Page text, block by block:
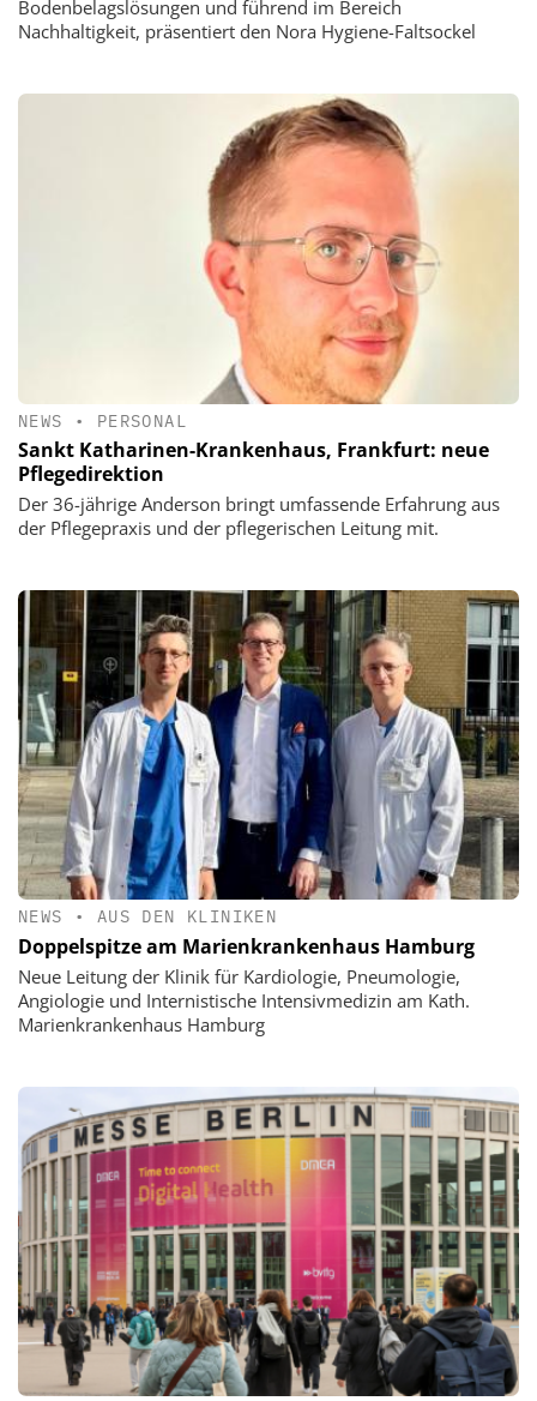
Bodenbelagslösungen und führend im Bereich
Nachhaltigkeit, präsentiert den Nora Hygiene-Faltsockel
NEWS • PERSONAL
Sankt Katharinen-Krankenhaus, Frankfurt: neue
Pflegedirektion
Der 36-jährige Anderson bringt umfassende Erfahrung aus
der Pflegepraxis und der pflegerischen Leitung mit.
NEWS • AUS DEN KLINIKEN
Doppelspitze am Marienkrankenhaus Hamburg
Neue Leitung der Klinik für Kardiologie, Pneumologie,
Angiologie und Internistische Intensivmedizin am Kath.
Marienkrankenhaus Hamburg